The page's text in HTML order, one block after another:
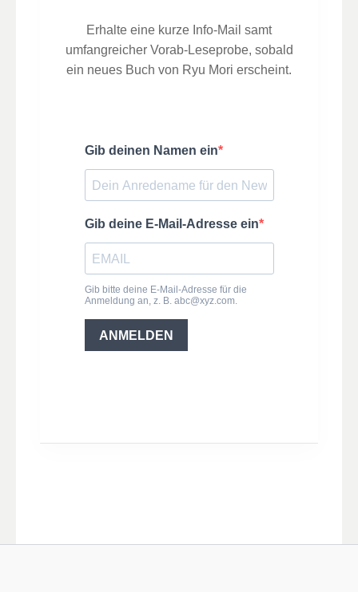
Erhalte eine kurze Info-Mail samt
umfangreicher Vorab-Leseprobe, sobald
ein neues Buch von Ryu Mori erscheint.